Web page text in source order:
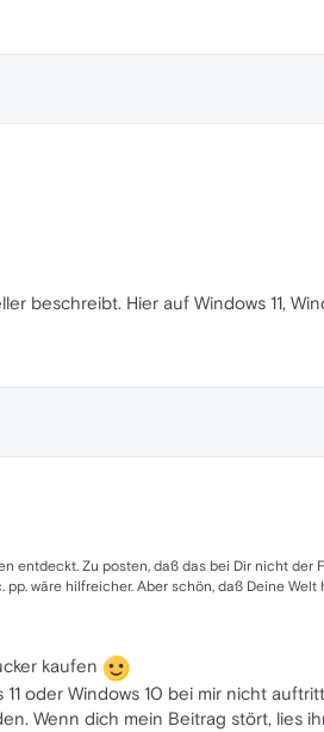
beschreibt. Hier auf Windows 11,
entdeckt. Zu posten, daß das bei Dir nicht der
wäre hilfreicher. Aber schön, daß Deine Welt
kaufen
oder Windows 10 bei mir nicht
Wenn dich mein Beitrag stört, lies